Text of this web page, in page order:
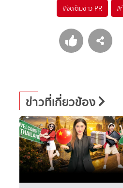
#จัดเต็มข่าว PR #
ข่าวที่เกี่ยวข้อง